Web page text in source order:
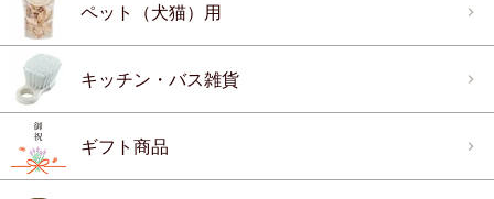
ペット（犬猫）用
キッチン・バス雑貨
ギフト商品